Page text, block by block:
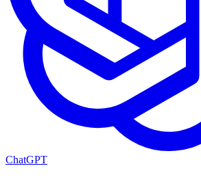
ChatGPT